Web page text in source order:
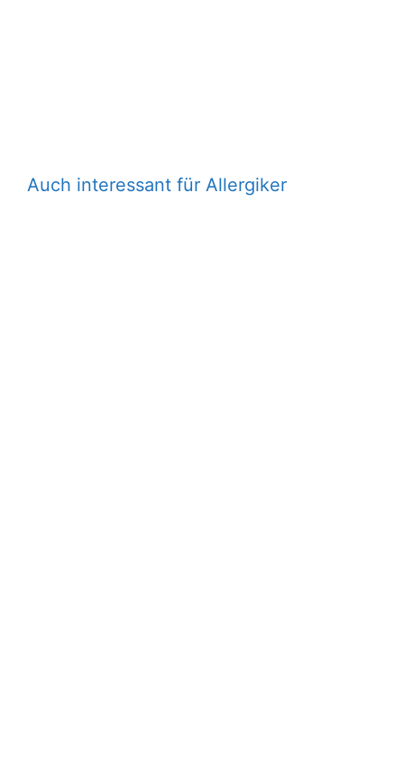
Auch interessant für Allergiker